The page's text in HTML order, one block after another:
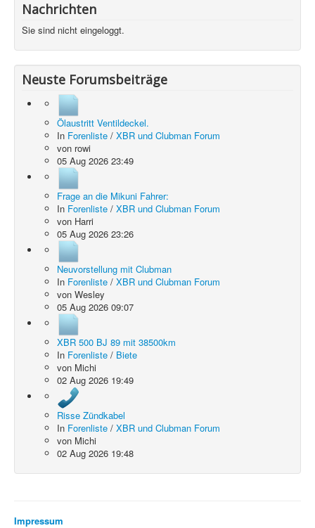
Nachrichten
Sie sind nicht eingeloggt.
Neuste Forumsbeiträge
Ölaustritt Ventildeckel.
In Forenliste / XBR und Clubman Forum
von rowi
05 Aug 2026 23:49
Frage an die Mikuni Fahrer:
In Forenliste / XBR und Clubman Forum
von Harri
05 Aug 2026 23:26
Neuvorstellung mit Clubman
In Forenliste / XBR und Clubman Forum
von Wesley
05 Aug 2026 09:07
XBR 500 BJ 89 mit 38500km
In Forenliste / Biete
von Michi
02 Aug 2026 19:49
Risse Zündkabel
In Forenliste / XBR und Clubman Forum
von Michi
02 Aug 2026 19:48
Impressum